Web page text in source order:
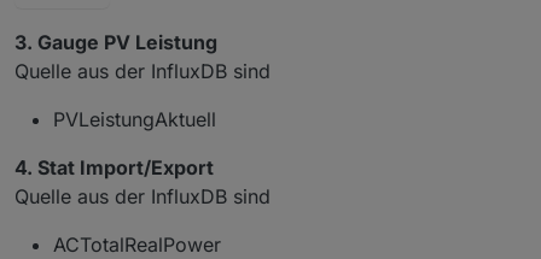
3. Gauge PV Leistung
Quelle aus der InfluxDB sind
PVLeistungAktuell
4. Stat Import/Export
Quelle aus der InfluxDB sind
ACTotalRealPower